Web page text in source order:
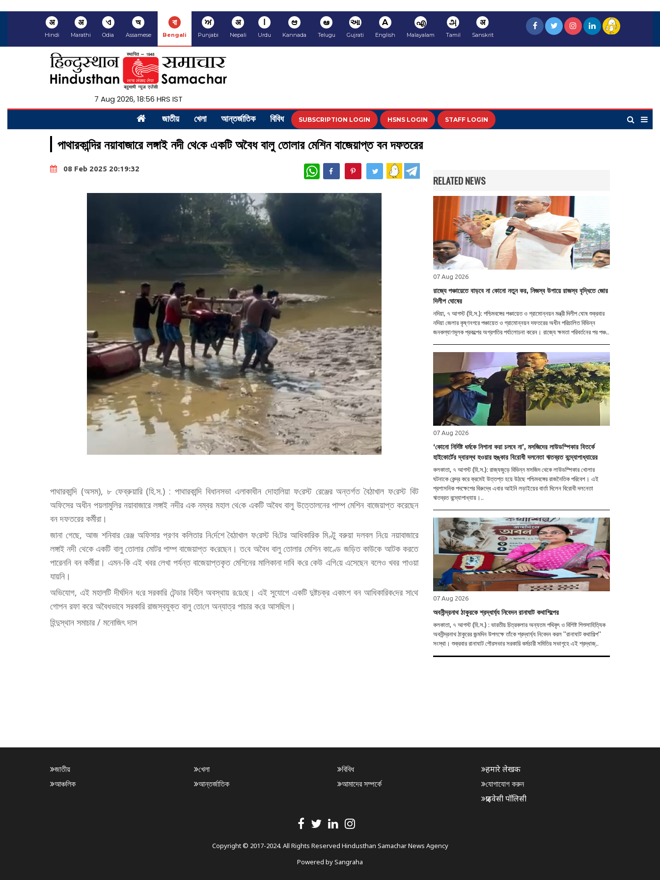
अ
Hindi
अ
Marathi
ଏ
Odia
অ
Assamese
বা
Bengali
ਅ
Punjabi
अ
Nepali
ا
Urdu
ಆ
Kannada
ఆ
Telugu
આ
Gujrati
A
English
എ
Malayalam
அ
Tamil
अ
Sanskrit
7 Aug 2026, 18:56 HRS IST
জাতীয় খেলা আন্তর্জাতিক বিবিধ SUBSCRIPTION LOGIN HSNS LOGIN STAFF LOGIN
পাথারকা‌ন্দির নয়াবাজারে লঙ্গাই নদী থে‌কে এক‌টি অবৈধ বালু তোলার মে‌শিন বাজেয়াপ্ত বন দফতরের
08 Feb 2025 20:19:32 WhatsApp
পাথারকা‌ন্দি (অসম), ৮ ফেব্রুয়ারি (হি.স.) : পাথারকা‌ন্দি বিধানসভা এলাকাধীন দোহা‌লিয়া ফ‌রেস্ট রেঞ্জের অন্তর্গত বৈঠাখাল ফ‌রেস্ট বিট
অফিসের অধীন পয়লামু‌লির নয়াবাজারে লঙ্গাই নদীর এক নম্বর মহাল থে‌কে এক‌টি অবৈধ বালু উত্তোলনের পাম্প মে‌শিন বাজেয়াপ্ত করেছেন
বন দফতরের কর্মীরা।
জানা গেছে, আজ শ‌নিবার রেঞ্জ অফিসার প্রণব ক‌লিতার নি‌র্দেশে বৈঠাখাল ফ‌রেস্ট বি‌টের আধিকারিক মিণ্টু বরুয়া দলবল নি‌য়ে নয়াবাজারে
লঙ্গাই নদী থেকে একটি বালু তোলার মোটর পাম্প বাজেয়াপ্ত ক‌রেছেন। ত‌বে অবৈধ বালু তোলার মেশিন কাণ্ডে জ‌ড়িত কাউকে আটক করতে
পারেননি বন কর্মীরা। এমন‌-কি এই খবর লেখা পর্যন্ত বাজেয়াপ্তকৃত মে‌শিনে‌র মা‌লিকানা দা‌বি ক‌রে কেউ এগি‌য়ে এসেছেন বলেও খবর পাওয়া
যায়নি।
অভিযোগ, এই মহাল‌টি দীর্ঘদিন ধ‌রে সরকা‌রি টেন্ডার ‌বিহীন অবস্থায় র‌য়ে‌ছে। এই সুযোগে এক‌টি দুষ্টচক্র একাংশ বন আধিকা‌রিক‌দের সা‌থে
গোপন রফা করে অবৈধভাবে সরকা‌রি রাজস্বযুক্ত বালু তো‌লে অন্যাত্র পাচার ক‌রে আস‌ছিল।
হিন্দুস্থান সমাচার / মনোজিৎ দাস
RELATED NEWS
07 Aug 2026
রাজ্যে পঞ্চায়েতে বাড়বে না কোনো নতুন কর, নিজস্ব উপায়ে রাজস্ব বৃদ্ধিতে জোর
দিলীপ ঘোষের
নদিয়া, ৭ আগস্ট (হি.স.): পশ্চিমবঙ্গের পঞ্চায়েত ও গ্রামোন্নয়ন মন্ত্রী দিলীপ ঘোষ শুক্রবার
নদিয়া জেলার কৃষ্ণনগরে পঞ্চায়েত ও গ্রামোন্নয়ন দফতরের অধীন পরিচালিত বিভিন্ন
জনকল্যাণমূলক প্রকল্পের অগ্রগতির পর্যালোচনা করেন। রাজ্যে ক্ষমতা পরিবর্তনের পর পঞ্চ..
07 Aug 2026
‘কোনো নির্দিষ্ট ধর্মকে নিশানা করা চলবে না’, মসজিদের লাউডস্পিকার বিতর্কে
হাইকোর্টের দ্বারস্থ হওয়ার হুঙ্কার বিরোধী দলনেতা ঋতব্রত বন্দ্যোপাধ্যায়ের
কলকাতা, ৭ আগস্ট (হি.স.): রাজ্যজুড়ে বিভিন্ন মসজিদ থেকে লাউডস্পিকার খোলার
ঘটনাকে কেন্দ্র করে ক্রমেই উত্তপ্ত হয়ে উঠছে পশ্চিমবঙ্গের রাজনৈতিক পরিবেশ। এই
প্রশাসনিক পদক্ষেপের বিরুদ্ধে এবার আইনি লড়াইয়ের বার্তা দিলেন বিরোধী দলনেতা
ঋতব্রত বন্দ্যোপাধ্যায়।..
07 Aug 2026
অবনীন্দ্রনাথ ঠাকুরকে শ্রদ্ধার্ঘ্য নিবেদন রানাঘাট কথাশিল্পের
কলকাতা, ৭ আগস্ট (হি.স.) : ভারতীয় চিত্রকলার অন্যতম পথিকৃৎ ও বিশিষ্ট শিশুসাহিত্যিক
অবনীন্দ্রনাথ ঠাকুরের জন্মদিন উপলক্ষে তাঁকে শ্রদ্ধার্ঘ্য নিবেদন করল ''রানাঘাট কথাশিল্প''
সংস্থা। শুক্রবার রানাঘাট পৌরসভার সরকারি কর্মচারী সমিতির সভাগৃহে এই শ্রদ্ধাজ্..
জাতীয়
আঞ্চলিক
খেলা
আন্তর্জাতিক
বিবিধ
আমাদের সম্পর্কে
हमारे लेखक
যোগাযোগ করুন
प्राइवेसी पॉलिसी
Copyright © 2017-2024. All Rights Reserved Hindusthan Samachar News Agency
Powered bySangraha